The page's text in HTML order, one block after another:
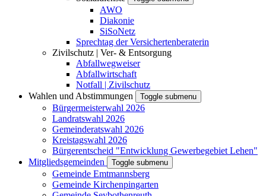
AWO
Diakonie
SiSoNetz
Sprechtag der Versichertenberaterin
Zivilschutz | Ver- & Entsorgung
Abfallwegweiser
Abfallwirtschaft
Notfall | Zivilschutz
Wahlen und Abstimmungen
Toggle submenu
Bürgermeisterwahl 2026
Landratswahl 2026
Gemeinderatswahl 2026
Kreistagswahl 2026
Bürgerentscheid "Entwicklung Gewerbegebiet Lehen"
Mitgliedsgemeinden
Toggle submenu
Gemeinde Emtmannsberg
Gemeinde Kirchenpingarten